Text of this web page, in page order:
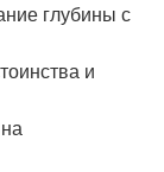
глубины с
и